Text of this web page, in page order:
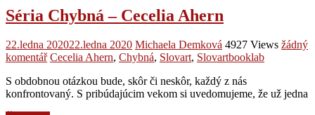
Séria Chybná – Cecelia Ahern
22.ledna 202022.ledna 2020 Michaela Demková 4927 Views žádný
komentář Cecelia Ahern, Chybná, Slovart, Slovartbooklab
S obdobnou otázkou bude, skôr či neskôr, každý z nás
konfrontovaný. S pribúdajúcim vekom si uvedomujeme, že už jedna